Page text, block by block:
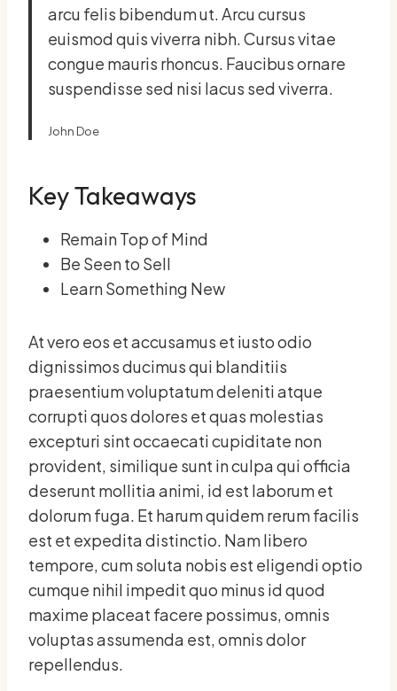
arcu felis bibendum ut. Arcu cursus
euismod quis viverra nibh. Cursus vitae
congue mauris rhoncus. Faucibus ornare
suspendisse sed nisi lacus sed viverra.
John Doe
Key Takeaways
Remain Top of Mind
Be Seen to Sell
Learn Something New
At vero eos et accusamus et iusto odio
dignissimos ducimus qui blanditiis
praesentium voluptatum deleniti atque
corrupti quos dolores et quas molestias
excepturi sint occaecati cupiditate non
provident, similique sunt in culpa qui officia
deserunt mollitia animi, id est laborum et
dolorum fuga. Et harum quidem rerum facilis
est et expedita distinctio. Nam libero
tempore, cum soluta nobis est eligendi optio
cumque nihil impedit quo minus id quod
maxime placeat facere possimus, omnis
voluptas assumenda est, omnis dolor
repellendus.